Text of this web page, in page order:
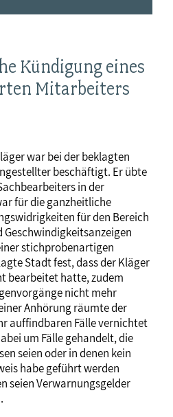
Kündigung eines
Mitarbeiters
war bei der beklagten
beschäftigt. Er übte
in der
für die ganzheitliche
für den Bereich
Geschwindigkeitsanzeigen
stichprobenartigen
Stadt fest, dass der Kläger
bearbeitet hatte, zudem
nicht mehr
Anhörung räumte der
auffindbaren Fälle vernichtet
um Fälle gehandelt, die
seien oder in denen kein
habe geführt werden
seien Verwarnungsgelder